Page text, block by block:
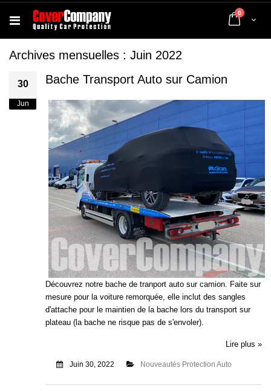
Cart
0 articles
Archives mensuelles : Juin 2022
30
Jun
Bache Transport Auto sur Camion
Découvrez notre bache de tranport auto sur camion. Faite sur
mesure pour la voiture remorquée, elle inclut des sangles
d'attache pour le maintien de la bache lors du transport sur
plateau (la bache ne risque pas de s'envoler).
Lire plus »
Juin 30, 2022 Nouveautés Protection Auto